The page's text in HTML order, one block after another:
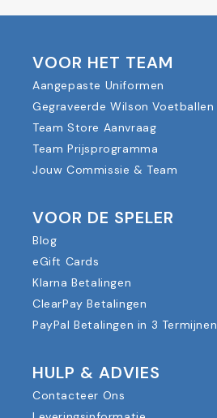
VOOR HET TEAM
Aangepaste Uniformen
Gegraveerde Wilson Voetballen
Team Store Aanvraag
Team Prijsprogramma
Jouw Commissie & Team
VOOR DE SPELER
Blog
eGift Cards
Klarna Betalingen
ClearPay Betalingen
PayPal Betalingen in 3 Termijnen
HULP & ADVIES
Contacteer Ons